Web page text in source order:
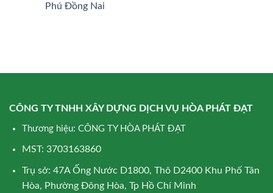
Phú Đồng Nai
CÔNG TY TNHH XÂY DỰNG DỊCH VỤ HÒA PHÁT ĐẠT
Thương hiệu: CÔNG TY HÒA PHÁT ĐẠT
MST: 3703163860
Trụ sở: 47A Ống Nước D1800, Thô D2400 Khu Phố Tân
Hòa, Phường Đông Hòa, Tp Hồ Chí Minh